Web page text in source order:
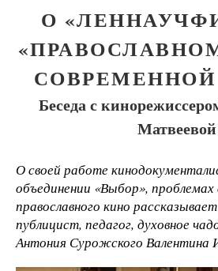
О
Беседа с
Матвеевой
О своей работе
объединении «Выбор», проблемах
православного кино
публицист, педагог, духовное
Антония Сурожского Валентина